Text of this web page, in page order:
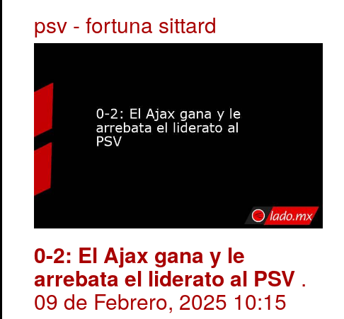
psv - fortuna sittard
0-2: El Ajax gana y le
arrebata el liderato al PSV .
09 de Febrero, 2025 10:15